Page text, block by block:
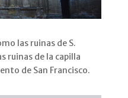
las ruinas de S.
ruinas de la capilla
de San Francisco.